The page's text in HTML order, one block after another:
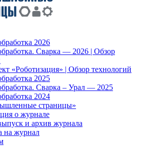
2026
Сварка — 2026 | Обзор
«Роботизация» | Обзор технологий
2025
Сварка – Урал — 2025
2024
страницы»
о журнале
и архив журнала
на журнал